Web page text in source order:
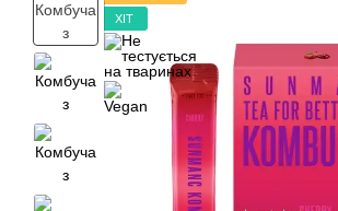
ХІТ